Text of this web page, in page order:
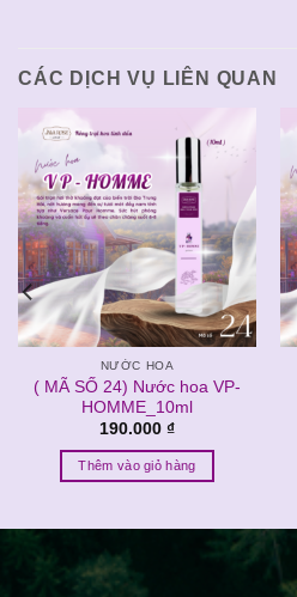
CÁC DỊCH VỤ LIÊN QUAN
NƯỚC HOA
( MÃ SỐ 24) Nước hoa VP-
HOMME_10ml
190.000 ₫
Thêm vào giỏ hàng